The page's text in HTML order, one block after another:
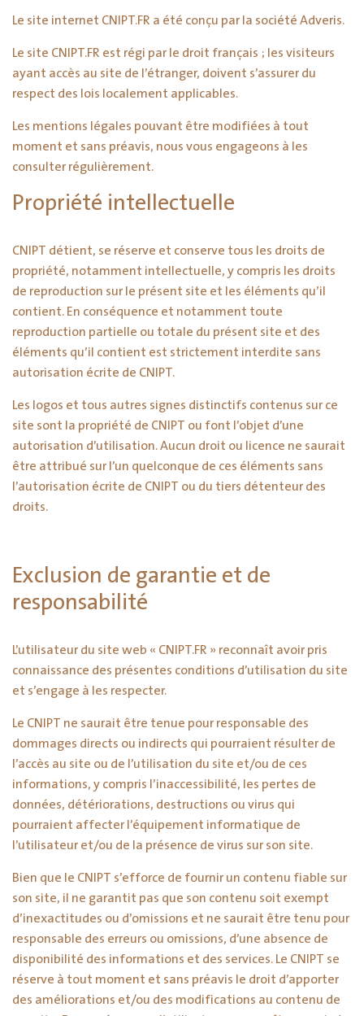
Le site internet CNIPT.FR a été conçu par la société Adveris.
Le site CNIPT.FR est régi par le droit français ; les visiteurs
ayant accès au site de l’étranger, doivent s’assurer du
respect des lois localement applicables.
Les mentions légales pouvant être modifiées à tout
moment et sans préavis, nous vous engageons à les
consulter régulièrement.
Propriété intellectuelle
CNIPT détient, se réserve et conserve tous les droits de
propriété, notamment intellectuelle, y compris les droits
de reproduction sur le présent site et les éléments qu’il
contient. En conséquence et notamment toute
reproduction partielle ou totale du présent site et des
éléments qu’il contient est strictement interdite sans
autorisation écrite de CNIPT.
Les logos et tous autres signes distinctifs contenus sur ce
site sont la propriété de CNIPT ou font l’objet d’une
autorisation d’utilisation. Aucun droit ou licence ne saurait
être attribué sur l’un quelconque de ces éléments sans
l’autorisation écrite de CNIPT ou du tiers détenteur des
droits.
Exclusion de garantie et de
responsabilité
L’utilisateur du site web « CNIPT.FR » reconnaît avoir pris
connaissance des présentes conditions d’utilisation du site
et s’engage à les respecter.
Le CNIPT ne saurait être tenue pour responsable des
dommages directs ou indirects qui pourraient résulter de
l’accès au site ou de l’utilisation du site et/ou de ces
informations, y compris l’inaccessibilité, les pertes de
données, détériorations, destructions ou virus qui
pourraient affecter l’équipement informatique de
l’utilisateur et/ou de la présence de virus sur son site.
Bien que le CNIPT s’efforce de fournir un contenu fiable sur
son site, il ne garantit pas que son contenu soit exempt
d’inexactitudes ou d’omissions et ne saurait être tenu pour
responsable des erreurs ou omissions, d’une absence de
disponibilité des informations et des services. Le CNIPT se
réserve à tout moment et sans préavis le droit d’apporter
des améliorations et/ou des modifications au contenu de